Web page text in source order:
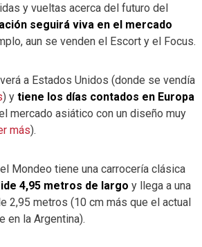
y vueltas acerca del futuro del
seguirá viva en el mercado
aun se venden el Escort y el Focus.
a Estados Unidos (donde se vendía
) y tiene los días contados en Europa
mercado asiático con un diseño muy
más).
Mondeo tiene una carrocería clásica
4,95 metros de largo y llega a una
2,95 metros (10 cm más que el actual
en la Argentina).